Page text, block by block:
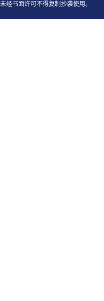
经书面许可不得复制抄袭使用。